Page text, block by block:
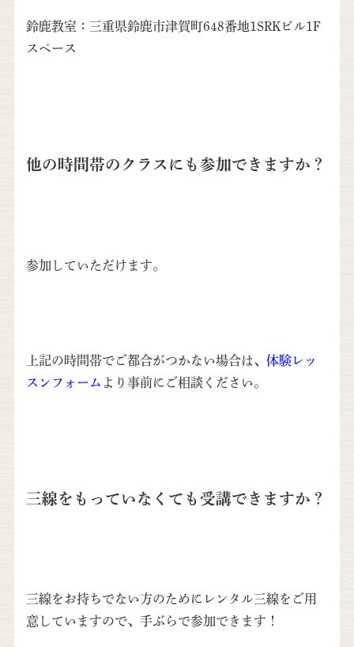
鈴鹿教室：三重県鈴鹿市津賀町648番地1SRKビル1F
スペース
他の時間帯のクラスにも参加できますか？
参加していただけます。
上記の時間帯でご都合がつかない場合は、 体験レッ
スンフォーム より事前にご相談ください。
三線をもっていなくても受講できますか？
三線をお持ちでない方のためにレンタル三線をご用
意していますので、手ぶらで参加できます！